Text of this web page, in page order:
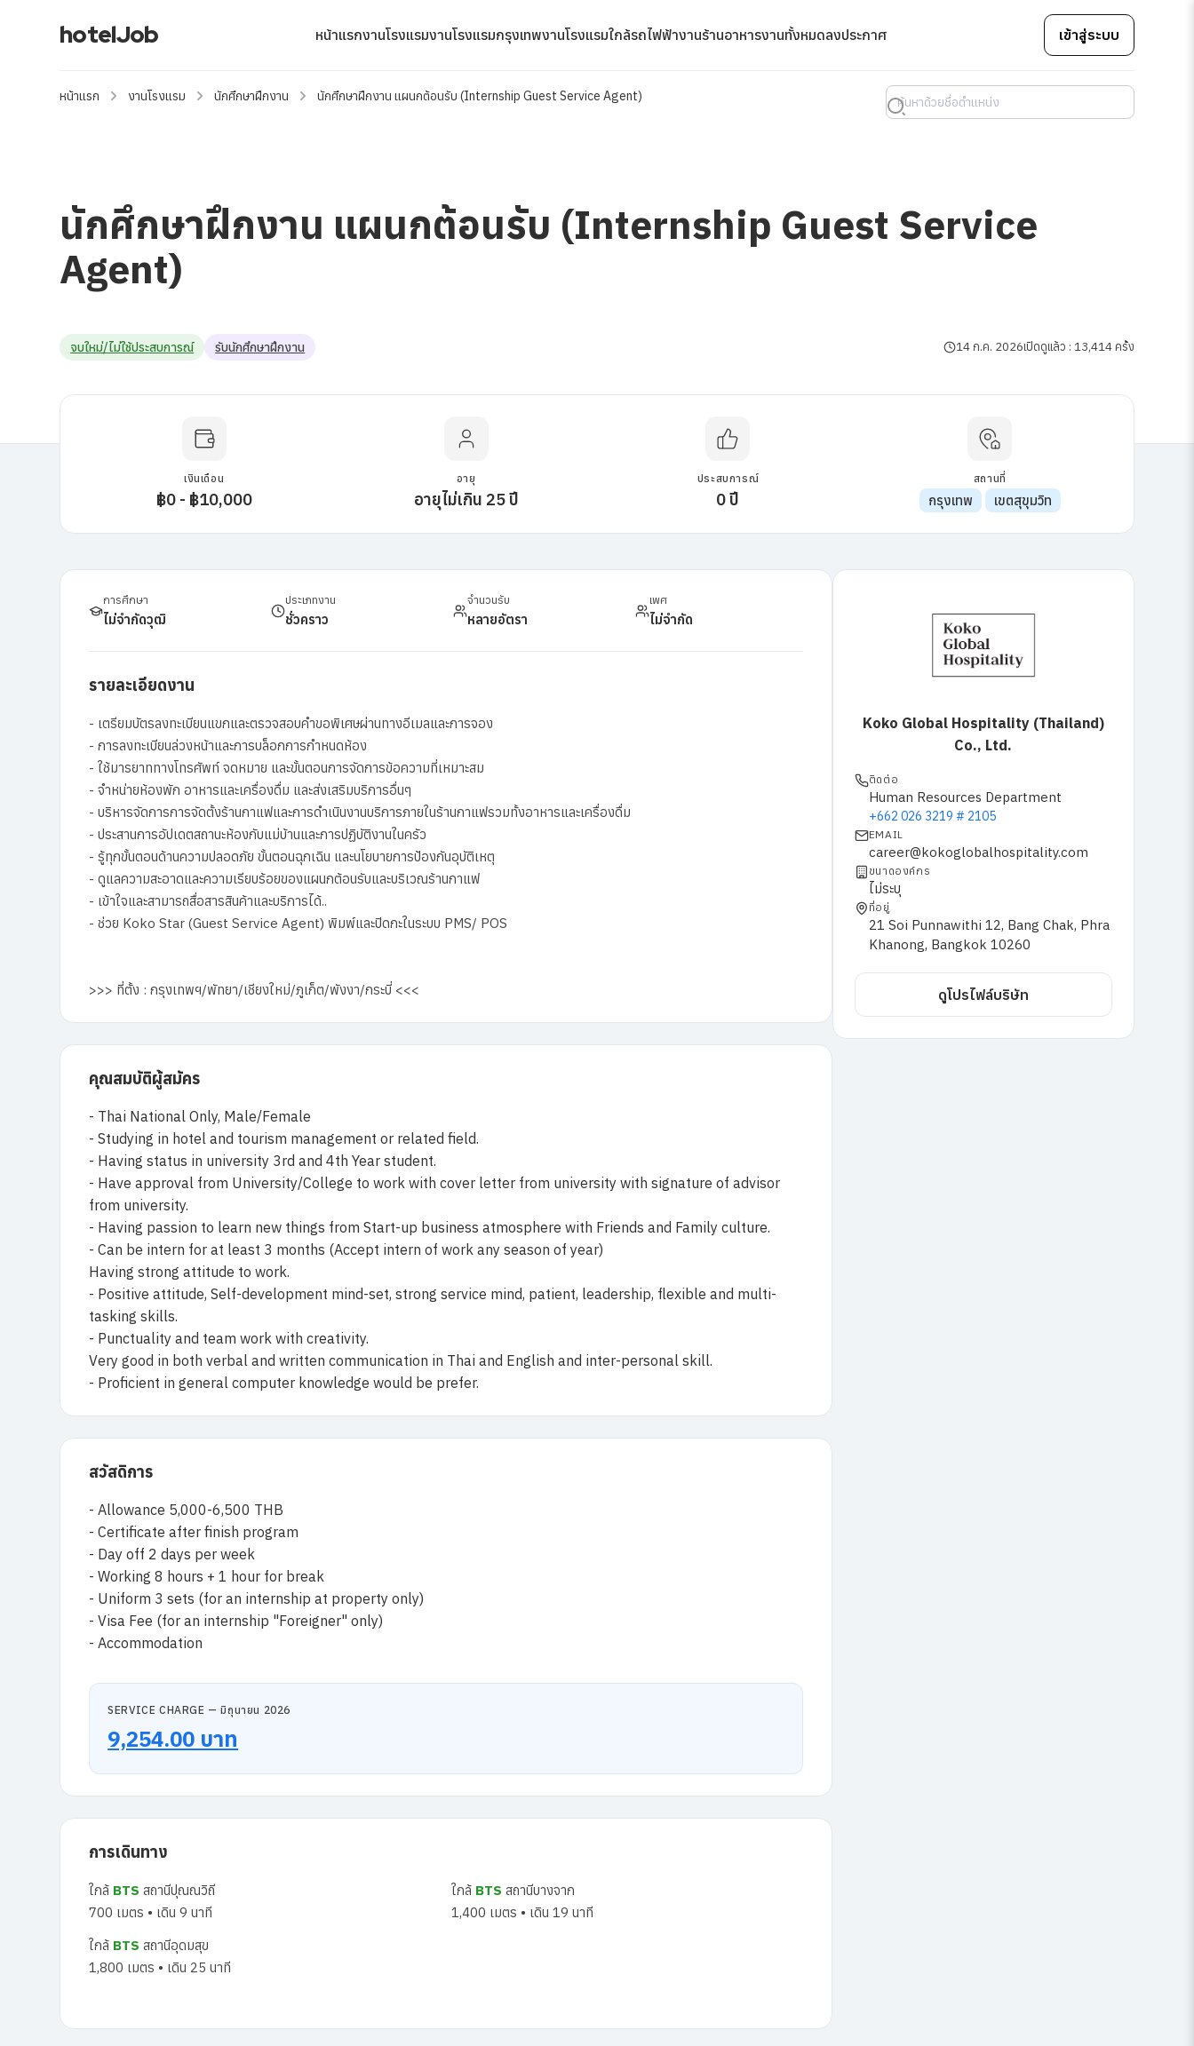
hotelJob หน้าแรกงานโรงแรมงานโรงแรมกรุงเทพงานโรงแรมใกล้รถไฟฟ้างานร้านอาหารงานทั้งหมดลงประกาศ เข้าสู่ระบบ
หน้าแรก งานโรงแรม นักศึกษาฝึกงาน นักศึกษาฝึกงาน แผนกต้อนรับ (Internship Guest Service Agent)
นักศึกษาฝึกงาน แผนกต้อนรับ (Internship Guest Service
Agent)
จบใหม่/ไม่ใช้ประสบการณ์ รับนักศึกษาฝึกงาน 14 ก.ค. 2026เปิดดูแล้ว : 13,414 ครั้ง
เงินเดือน
฿0 - ฿10,000
อายุ
อายุไม่เกิน 25 ปี
ประสบการณ์
0 ปี
สถานที่
กรุงเทพ เขตสุขุมวิท
การศึกษา
ไม่จำกัดวุฒิ
ประเภทงาน
ชั่วคราว
จำนวนรับ
หลายอัตรา
เพศ
ไม่จำกัด
รายละเอียดงาน
- เตรียมบัตรลงทะเบียนแขกและตรวจสอบคำขอพิเศษผ่านทางอีเมลและการจอง
- การลงทะเบียนล่วงหน้าและการบล็อกการกำหนดห้อง
- ใช้มารยาททางโทรศัพท์ จดหมาย และขั้นตอนการจัดการข้อความที่เหมาะสม
- จำหน่ายห้องพัก อาหารและเครื่องดื่ม และส่งเสริมบริการอื่นๆ
- บริหารจัดการการจัดตั้งร้านกาแฟและการดำเนินงานบริการภายในร้านกาแฟรวมทั้งอาหารและเครื่องดื่ม
- ประสานการอัปเดตสถานะห้องกับแม่บ้านและการปฏิบัติงานในครัว
- รู้ทุกขั้นตอนด้านความปลอดภัย ขั้นตอนฉุกเฉิน และนโยบายการป้องกันอุบัติเหตุ
- ดูแลความสะอาดและความเรียบร้อยของแผนกต้อนรับและบริเวณร้านกาแฟ
- เข้าใจและสามารถสื่อสารสินค้าและบริการได้..
- ช่วย Koko Star (Guest Service Agent) พิมพ์และปิดกะในระบบ PMS/ POS
>>> ที่ตั้ง : กรุงเทพฯ/พัทยา/เชียงใหม่/ภูเก็ต/พังงา/กระบี่ <<<
คุณสมบัติผู้สมัคร
- Thai National Only, Male/Female
- Studying in hotel and tourism management or related field.
- Having status in university 3rd and 4th Year student.
- Have approval from University/College to work with cover letter from university with signature of advisor
from university.
- Having passion to learn new things from Start-up business atmosphere with Friends and Family culture.
- Can be intern for at least 3 months (Accept intern of work any season of year)
Having strong attitude to work.
- Positive attitude, Self-development mind-set, strong service mind, patient, leadership, flexible and multi-
tasking skills.
- Punctuality and team work with creativity.
Very good in both verbal and written communication in Thai and English and inter-personal skill.
- Proficient in general computer knowledge would be prefer.
สวัสดิการ
- Allowance 5,000-6,500 THB
- Certificate after finish program
- Day off 2 days per week
- Working 8 hours + 1 hour for break
- Uniform 3 sets (for an internship at property only)
- Visa Fee (for an internship "Foreigner" only)
- Accommodation
SERVICE CHARGE — มิถุนายน 2026
9,254.00 บาท
การเดินทาง
ใกล้ BTS สถานีปุณณวิถี
700 เมตร • เดิน 9 นาที
ใกล้ BTS สถานีบางจาก
1,400 เมตร • เดิน 19 นาที
ใกล้ BTS สถานีอุดมสุข
1,800 เมตร • เดิน 25 นาที
Koko Global Hospitality (Thailand)
Co., Ltd.
ติดต่อ
Human Resources Department
+662 026 3219 # 2105
EMAIL
career@kokoglobalhospitality.com
ขนาดองค์กร
ไม่ระบุ
ที่อยู่
21 Soi Punnawithi 12, Bang Chak, Phra
Khanong, Bangkok 10260
ดูโปรไฟล์บริษัท